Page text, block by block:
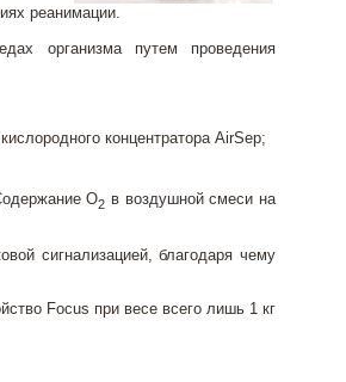
реанимации.
организма путем проведения
концентратора AirSep;
О2 в воздушной смеси на
сигнализацией, благодаря чему
Focus при весе всего лишь 1 кг